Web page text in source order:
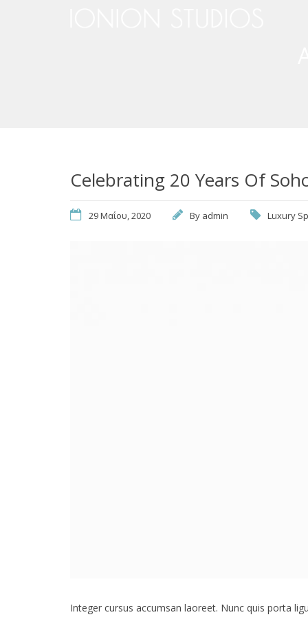
Celebrating 20 Years Of
29 Μαΐου, 2020 By admin Luxury
Integer cursus accumsan laoreet. Nunc quis porta